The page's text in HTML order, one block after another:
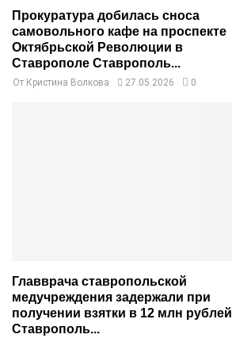
Прокуратура добилась сноса
самовольного кафе на проспекте
Октябрьской Революции в
Ставрополе Ставрополь...
От Кристина Волкова 27.05.2026 0
Главврача ставропольской
медучреждения задержали при
получении взятки в 12 млн рублей
Ставрополь...